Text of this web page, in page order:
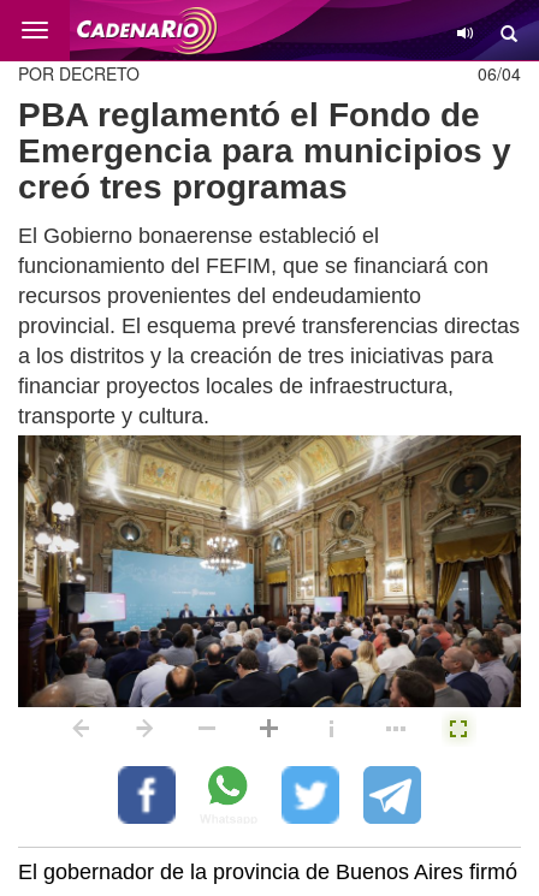
Cambio
06/04
POR DECRETO
PBA reglamentó el Fondo de
Emergencia para municipios y
creó tres programas
El Gobierno bonaerense estableció el
funcionamiento del FEFIM, que se financiará con
recursos provenientes del endeudamiento
provincial. El esquema prevé transferencias directas
a los distritos y la creación de tres iniciativas para
financiar proyectos locales de infraestructura,
transporte y cultura.
El gobernador de la provincia de Buenos Aires firmó